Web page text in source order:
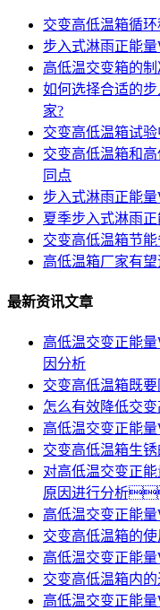
交变高低温箱循
步入式淋雨正能
高低温交变箱的
如何选择合适的
家?
交变高低温箱试
交变高低温箱和
同点
步入式淋雨正能
夏季步入式淋雨
交变高低温箱节
高低温箱厂家有
最新资讯文章
高低温交变正能
因分析
交变高低温箱既
怎么有效降低交
高低温交变正能
交变高低温箱生
对高低温交变正
原因进行分析
高低温交变正能
交变高低温箱的
高低温交变正能
交变高低温箱内
高低温交变正能